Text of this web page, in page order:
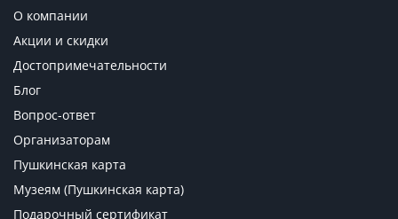
О компании
Акции и скидки
Достопримечательности
Блог
Вопрос-ответ
Организаторам
Пушкинская карта
Музеям (Пушкинская карта)
Подарочный сертификат